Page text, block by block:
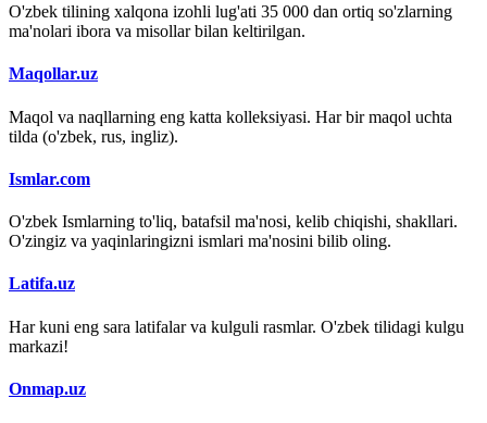
O'zbek tilining xalqona izohli lug'ati 35 000 dan ortiq so'zlarning
ma'nolari ibora va misollar bilan keltirilgan.
Maqollar.uz
Maqol va naqllarning eng katta kolleksiyasi. Har bir maqol uchta
tilda (o'zbek, rus, ingliz).
Ismlar.com
O'zbek Ismlarning to'liq, batafsil ma'nosi, kelib chiqishi, shakllari.
O'zingiz va yaqinlaringizni ismlari ma'nosini bilib oling.
Latifa.uz
Har kuni eng sara latifalar va kulguli rasmlar. O'zbek tilidagi kulgu
markazi!
Onmap.uz